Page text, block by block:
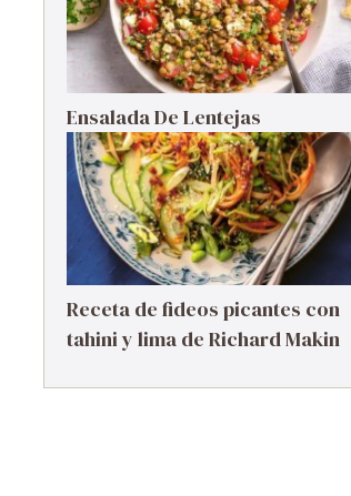
Ensalada De Lentejas
Receta de fideos picantes con
tahini y lima de Richard Makin